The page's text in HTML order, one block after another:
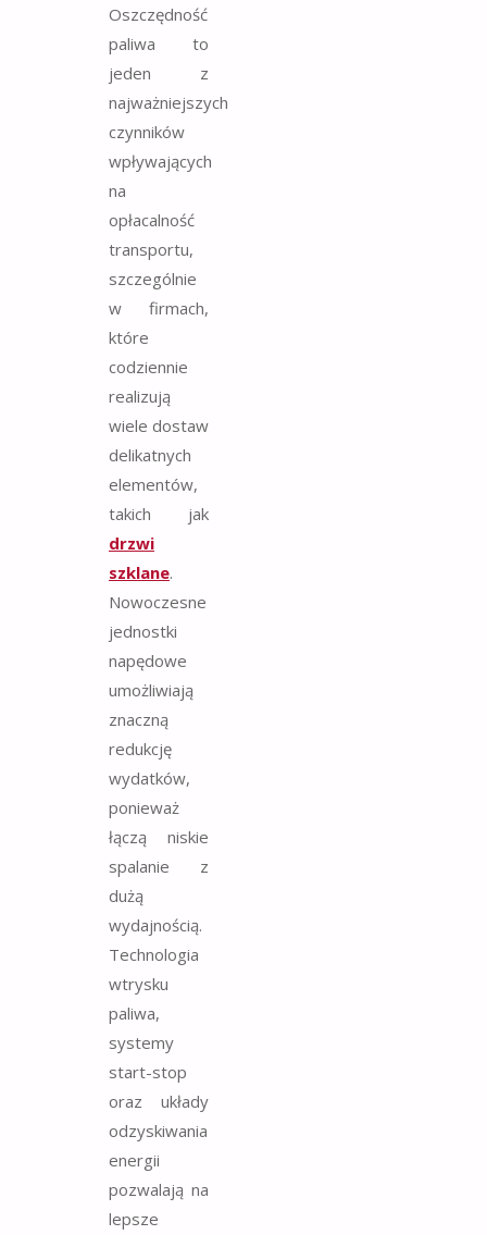
Oszczędność
paliwa to
jeden z
najważniejszych
czynników
wpływających
na
opłacalność
transportu,
szczególnie
w firmach,
które
codziennie
realizują
wiele dostaw
delikatnych
elementów,
takich jak
drzwi
szklane.
Nowoczesne
jednostki
napędowe
umożliwiają
znaczną
redukcję
wydatków,
ponieważ
łączą niskie
spalanie z
dużą
wydajnością.
Technologia
wtrysku
paliwa,
systemy
start-stop
oraz układy
odzyskiwania
energii
pozwalają na
lepsze